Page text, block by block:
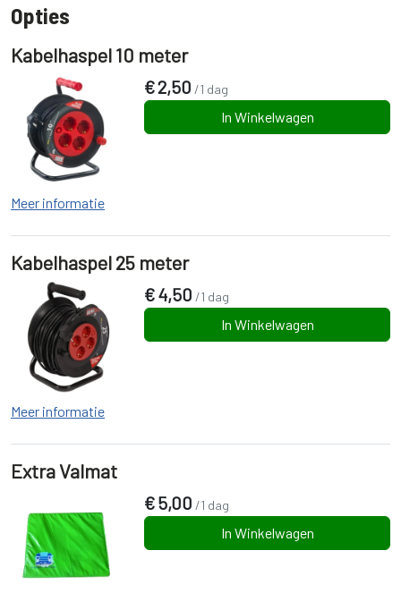
Opties
Kabelhaspel 10 meter
€2,50 /1 dag
In Winkelwagen
Meer informatie
Kabelhaspel 25 meter
€4,50 /1 dag
In Winkelwagen
Meer informatie
Extra Valmat
€5,00 /1 dag
In Winkelwagen